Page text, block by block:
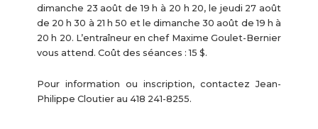
dimanche 23 août de 19 h à 20 h 20, le jeudi 27 août
de 20 h 30 à 21 h 50 et le dimanche 30 août de 19 h à
20 h 20. L’entraîneur en chef Maxime Goulet-Bernier
vous attend. Coût des séances : 15 $.
Pour information ou inscription, contactez Jean-
Philippe Cloutier au 418 241-8255.